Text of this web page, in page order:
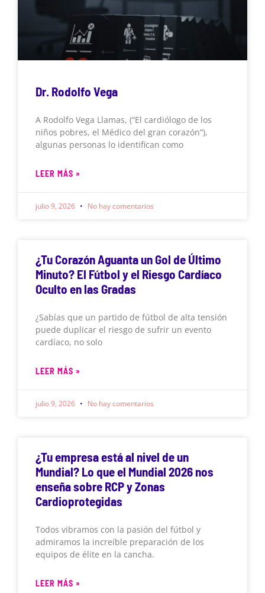
Dr. Rodolfo Vega
A Rodolfo Vega Llamas, (“El cardiólogo de los
niños pobres, el Médico del gran corazón”),
algunas personas lo identifican como
LEER MÁS »
julio 9, 2026 No hay comentarios
¿Tu Corazón Aguanta un Gol de Último
Minuto? El Fútbol y el Riesgo Cardíaco
Oculto en las Gradas
¿Sabías que un partido de fútbol de alta tensión
puede duplicar el riesgo de sufrir un evento
cardíaco, no solo
LEER MÁS »
julio 9, 2026 No hay comentarios
¿Tu empresa está al nivel de un
Mundial? Lo que el Mundial 2026 nos
enseña sobre RCP y Zonas
Cardioprotegidas
Todos vibramos con la pasión del fútbol y
admiramos la increíble preparación de los
equipos de élite en la cancha.
LEER MÁS »